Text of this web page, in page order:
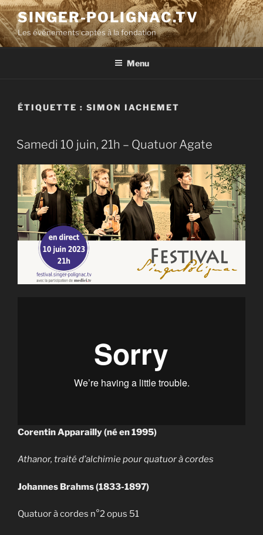
Aller
au
contenu
principal
SINGER-POLIGNAC.TV
Les événements captés à la fondation
Menu
ÉTIQUETTE : SIMON IACHEMET
Samedi 10 juin, 21h – Quatuor Agate
Corentin Apparailly (né en 1995)
Athanor, traité d’alchimie pour quatuor à cordes
Johannes Brahms (1833-1897)
Quatuor à cordes n°2 opus 51